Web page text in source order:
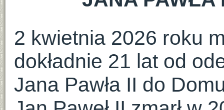
2 kwietnia 2026 roku
dokładnie 21 lat od
Jana Pawła II do